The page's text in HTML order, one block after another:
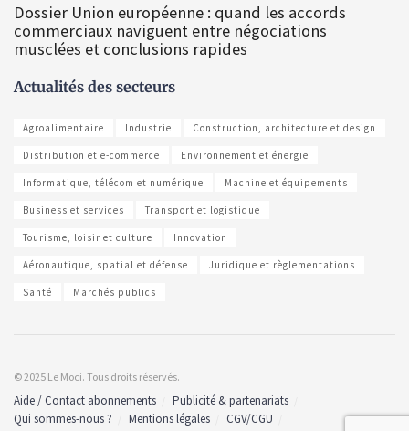
Dossier Union européenne : quand les accords
commerciaux naviguent entre négociations
musclées et conclusions rapides
Actualités des secteurs
Agroalimentaire Industrie Construction, architecture et design
Distribution et e-commerce Environnement et énergie
Informatique, télécom et numérique Machine et équipements
Business et services Transport et logistique
Tourisme, loisir et culture Innovation
Aéronautique, spatial et défense Juridique et règlementations
Santé Marchés publics
© 2025 Le Moci. Tous droits réservés.
Aide / Contact abonnements
Publicité & partenariats
Qui sommes-nous ?
Mentions légales
CGV/CGU